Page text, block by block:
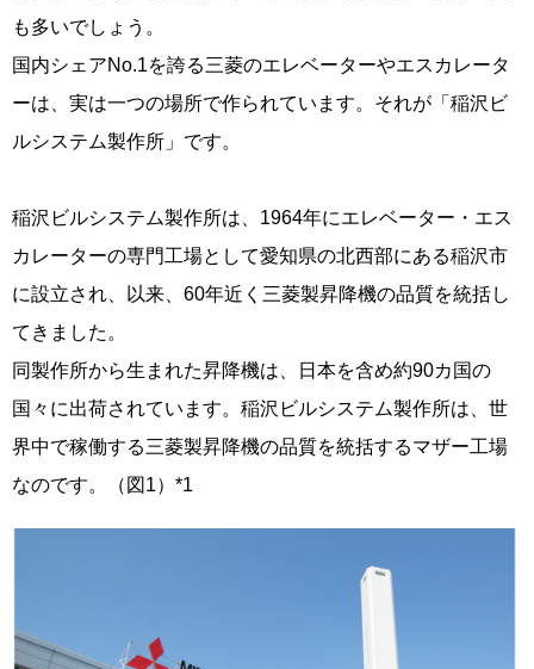
も多いでしょう。
国内シェアNo.1を誇る三菱のエレベーターやエスカレータ
ーは、実は一つの場所で作られています。それが「稲沢ビ
ルシステム製作所」です。
稲沢ビルシステム製作所は、1964年にエレベーター・エス
カレーターの専門工場として愛知県の北西部にある稲沢市
に設立され、以来、60年近く三菱製昇降機の品質を統括し
てきました。
同製作所から生まれた昇降機は、日本を含め約90カ国の
国々に出荷されています。稲沢ビルシステム製作所は、世
界中で稼働する三菱製昇降機の品質を統括するマザー工場
なのです。（図1）*1